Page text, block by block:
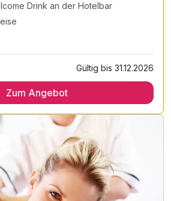
Drink an der Hotelbar
vom Buffet
und Wellnessbereichs
Gültig bis 31.12.2026
Zum Angebot